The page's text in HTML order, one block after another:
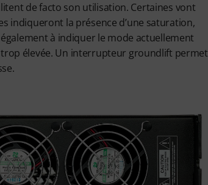
de facto son utilisation. Certaines vont
indiqueront la présence d’une saturation,
à indiquer le mode actuellement
élevée. Un interrupteur groundlift permet